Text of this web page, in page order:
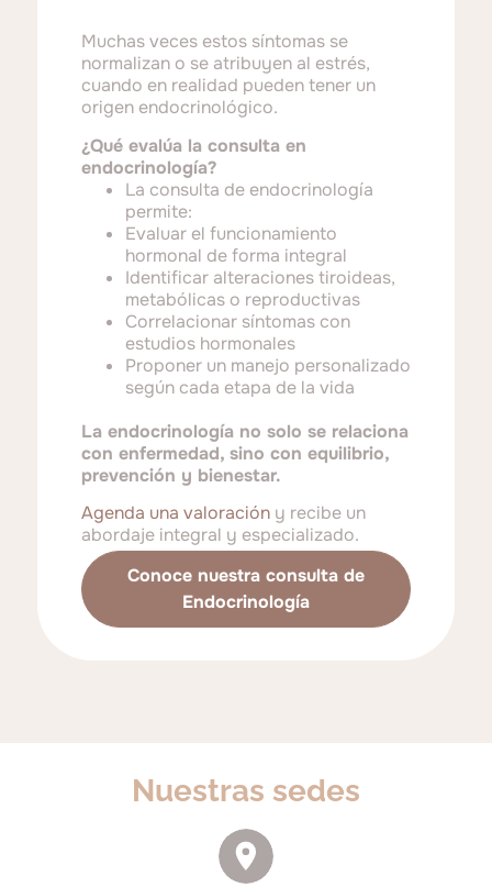
Muchas veces estos síntomas se
normalizan o se atribuyen al estrés,
cuando en realidad pueden tener un
origen endocrinológico.
¿Qué evalúa la consulta en
endocrinología?
La consulta de endocrinología
permite:
Evaluar el funcionamiento
hormonal de forma integral
Identificar alteraciones tiroideas,
metabólicas o reproductivas
Correlacionar síntomas con
estudios hormonales
Proponer un manejo personalizado
según cada etapa de la vida
La endocrinología no solo se relaciona
con enfermedad, sino con equilibrio,
prevención y bienestar.
Agenda una valoracióny recibe un
abordaje integral y especializado.
Conoce nuestra consulta de
Endocrinología
Nuestras sedes